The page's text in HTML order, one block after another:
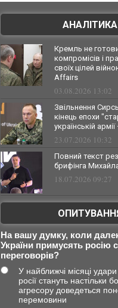
АНАЛІТИКА
Кремль не
компромісів і
своїх цілей
Affairs
03.08.2026 13:02
Звільнення
кінець епохи
українській
23.07.2026 10:32
Повний текст
брифінга
18.07.2026 09:27
На вашу думку, коли
України примусять росію
переговорів?
У найближчі місяці
росії стануть
агресору доведеться
перемовини